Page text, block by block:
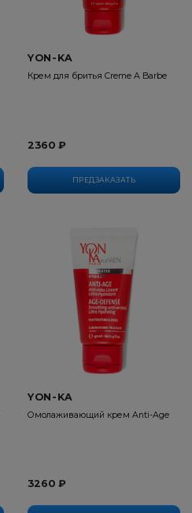
ПРЕДЗАКАЗАТЬ
YON-KA
Крем для бритья Creme A Barbe
2360 ₽
YON-KA
Омолаживающий крем Anti-Age
3260 ₽